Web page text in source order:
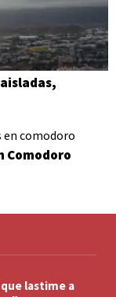
Comodoro
lastime a